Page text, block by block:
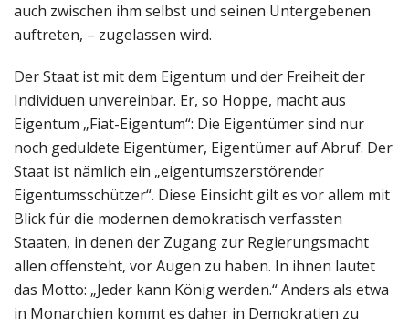
auch zwischen ihm selbst und seinen Untergebenen
auftreten, – zugelassen wird.
Der Staat ist mit dem Eigentum und der Freiheit der
Individuen unvereinbar. Er, so Hoppe, macht aus
Eigentum „Fiat-Eigentum“: Die Eigentümer sind nur
noch geduldete Eigentümer, Eigentümer auf Abruf. Der
Staat ist nämlich ein „eigentumszerstörender
Eigentumsschützer“. Diese Einsicht gilt es vor allem mit
Blick für die modernen demokratisch verfassten
Staaten, in denen der Zugang zur Regierungsmacht
allen offensteht, vor Augen zu haben. In ihnen lautet
das Motto: „Jeder kann König werden.“ Anders als etwa
in Monarchien kommt es daher in Demokratien zu